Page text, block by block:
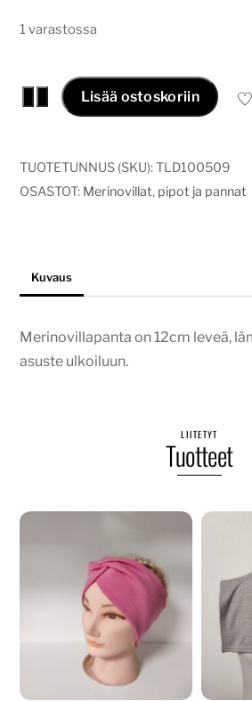
1 varastossa
Merinovilla
panta,
määrä
Lisää ostoskoriin
TUOTETUNNUS (SKU):TLD100509
OSASTOT: Merinovillat, pipot ja pannat
Kuvaus
Merinovillapanta on 12cm leveä,
asuste ulkoiluun.
LIITETYT
Tuotteet